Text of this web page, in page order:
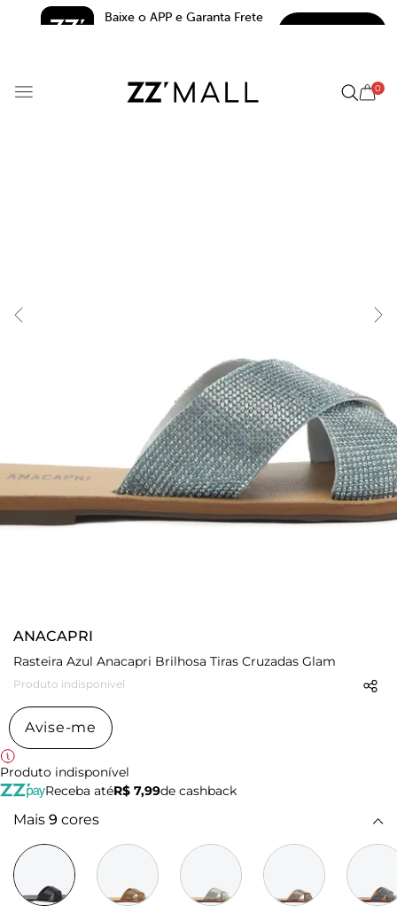
Baixe o APP e Garanta Frete
0
ANACAPRI
Rasteira Azul Anacapri Brilhosa Tiras Cruzadas Glam
Produto indisponível
Avise-me
Produto indisponível
Receba atéR$ 7,99de cashback
Mais 9 cores